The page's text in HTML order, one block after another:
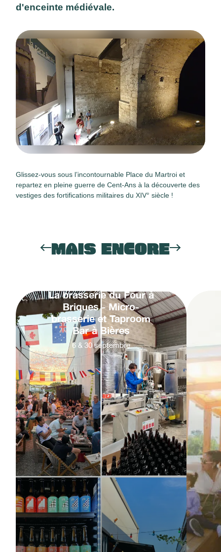
d'enceinte médiévale.
Glissez-vous sous l’incontournable Place du Martroi et
repartez en pleine guerre de Cent-Ans à la découverte des
vestiges des fortifications militaires du XIV° siècle !
MAIS ENCORE
La brasserie du Four à
Briques - Micro-
brasserie et Taproom
Bar à Bières
6 & 30 septembre